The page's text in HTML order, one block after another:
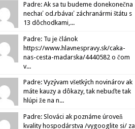
Padre: Ak sa tu budeme donekonečna
nechať od.rbávať záchranármi štátu s
13 dôchodkami,...
Padre: Tu je článok
https://www.hlavnespravy.sk/caka-
nas-cesta-madarska/4440582 o čom
v...
Padre: Vyzývam všetkých novinárov ak
máte kauzy a dôkazy, tak nebuďte tak
hlúpi že na n...
Padre: Slováci ak poznáme úroveň
kvality hospodárstva /vygooglite si/ za